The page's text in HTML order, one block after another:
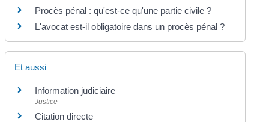
Procès pénal : qu'est-ce qu'une partie civile ?
L'avocat est-il obligatoire dans un procès pénal ?
Et aussi
Information judiciaire
Justice
Citation directe